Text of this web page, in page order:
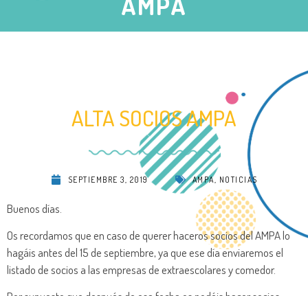
ALTA SOCIOS AMPA
SEPTIEMBRE 3, 2019 AMPA, NOTICIAS
Buenos días.
Os recordamos que en caso de querer haceros socios del AMPA lo
hagáis antes del 15 de septiembre, ya que ese día enviaremos el
listado de socios a las empresas de extraescolares y comedor.